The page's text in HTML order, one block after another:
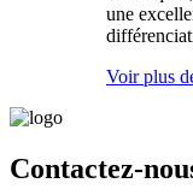
une
Voir plus
Contactez-